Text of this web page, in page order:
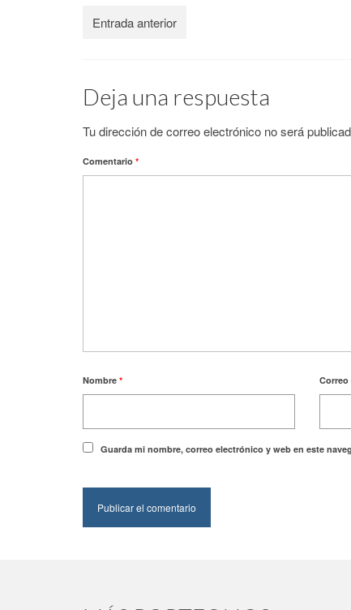
Entrada anterior
Deja una respuesta
Tu dirección de correo electrónico no será
Comentario *
Nombre *
Guarda mi nombre, correo electrónico y web en este